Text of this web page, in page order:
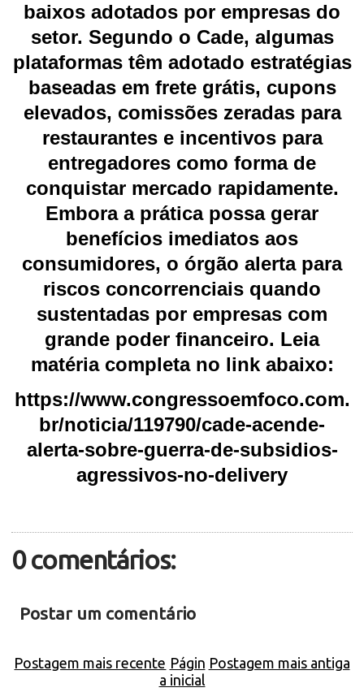
baixos adotados por empresas do
setor. Segundo o Cade, algumas
plataformas têm adotado estratégias
baseadas em frete grátis, cupons
elevados, comissões zeradas para
restaurantes e incentivos para
entregadores como forma de
conquistar mercado rapidamente.
Embora a prática possa gerar
benefícios imediatos aos
consumidores, o órgão alerta para
riscos concorrenciais quando
sustentadas por empresas com
grande poder financeiro. Leia
matéria completa no link abaixo:
https://www.congressoemfoco.com.
br/noticia/119790/cade-acende-
alerta-sobre-guerra-de-subsidios-
agressivos-no-delivery
0 comentários:
Postar um comentário
Postagem mais recente Postagem mais antiga
Págin
a inicial